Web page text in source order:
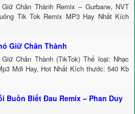
Chân Thành Remix – Gurbane, NVT
Tik Tok Remix MP3 Hay Nhất Kích
Giữ Chân Thành
Chân Thành (TikTok) Thể loại: Nhạc
Mới Hay, Hot Nhất Kích thước: 540 Kb
Buồn Biết Đau Remix – Phan Duy